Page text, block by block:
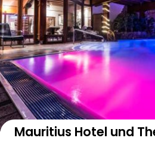
Mauritius Hotel und